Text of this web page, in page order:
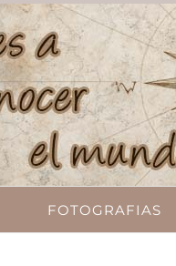
FOTOGRAFIAS